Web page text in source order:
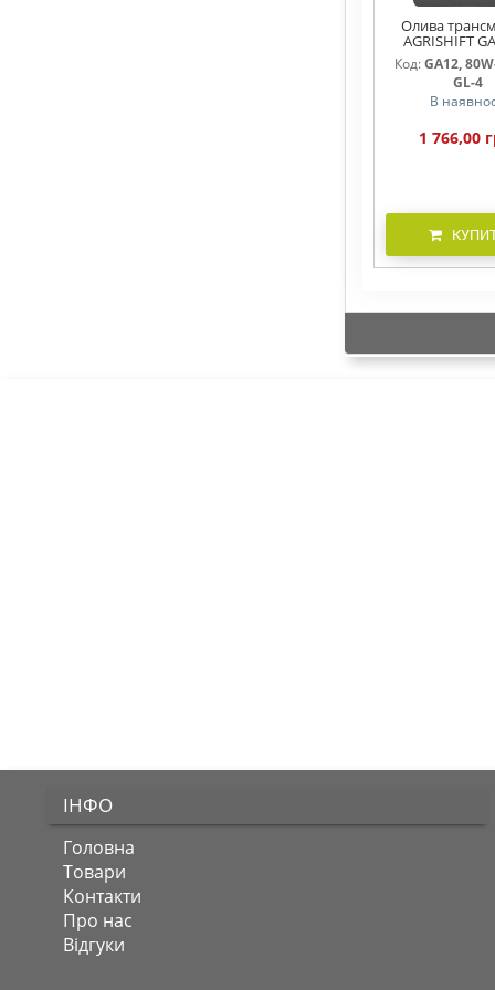
Олива
AGRISHIFT
Код:GA12,
GL-4
В
1 766,00
ІНФО
Головна
Товари
Контакти
Про нас
Відгуки